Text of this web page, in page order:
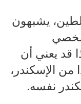
يشبهون
قد يعني أن
من الإسكندر،
نفسه.